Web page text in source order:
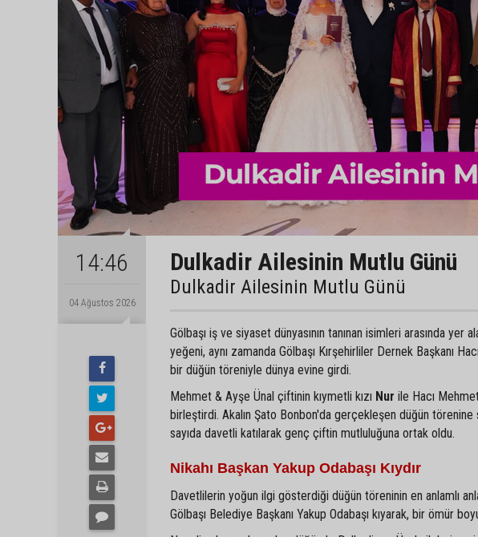
14:46
04 Ağustos 2026
Dulkadir Ailesinin Mutlu Günü
Dulkadir Ailesinin Mutlu Günü
Gölbaşı iş ve siyaset dünyasının tanınan isimleri arasında
yeğeni, aynı zamanda Gölbaşı Kırşehirliler Dernek Başkanı
bir düğün töreniyle dünya evine girdi.
Mehmet & Ayşe Ünal çiftinin kıymetli kızı Nur ile Hacı
birleştirdi. Akalın Şato Bonbon'da gerçekleşen düğün
sayıda davetli katılarak genç çiftin mutluluğuna ortak oldu.
Nikahı Başkan Yakup Odabaşı Kıydır
Davetlilerin yoğun ilgi gösterdiği düğün töreninin en anlamlı
Gölbaşı Belediye Başkanı Yakup Odabaşı kıyarak, bir ömür